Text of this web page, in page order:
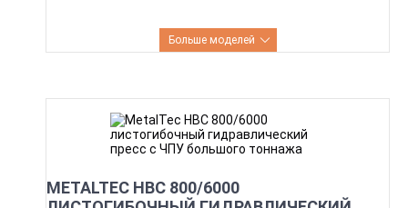
Больше моделей
METALTEC HBC 800/6000